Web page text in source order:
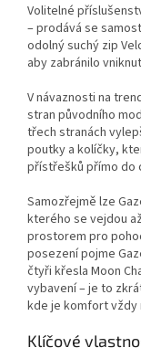
Volitelné
– prodává se
odolný suchý zip
aby zabránilo
V návaznosti na
stran původního
třech stranách
poutky a kolíčky,
přístřešků přímo do
Samozřejmě lze
kterého se vejdou
prostorem pro
posezení pojme
čtyři křesla Moon
vybavení – je to
kde je komfort vždy
Klíčové